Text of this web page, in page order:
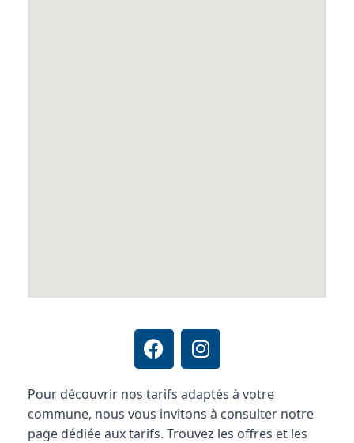
Pour découvrir nos tarifs adaptés à votre
commune, nous vous invitons à consulter notre
page dédiée aux tarifs. Trouvez les offres et les